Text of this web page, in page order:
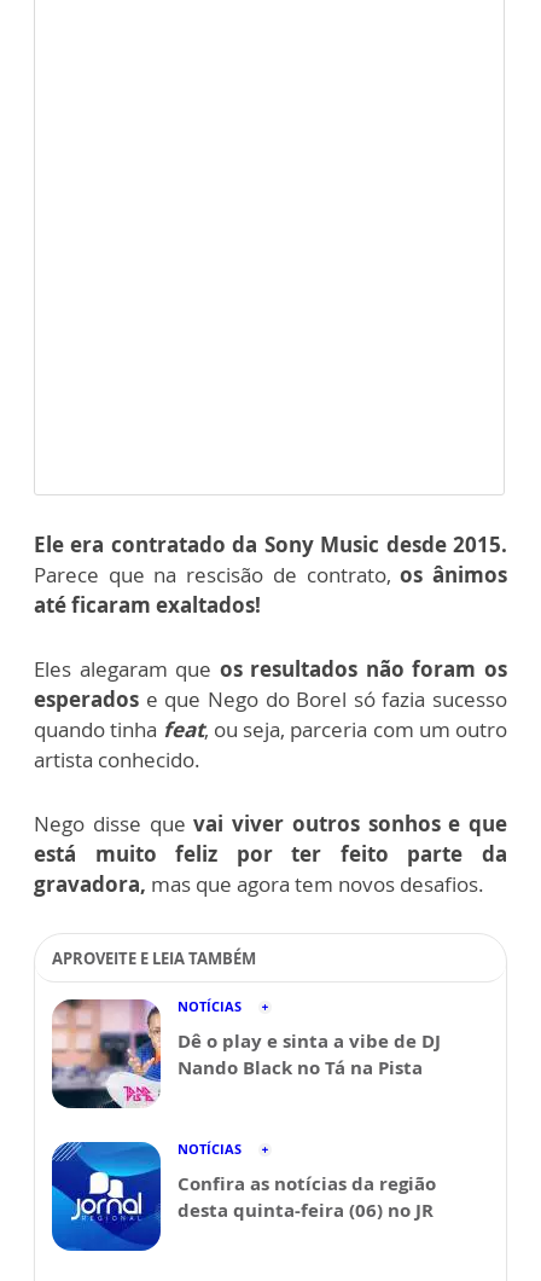
Ele era contratado da Sony Music desde 2015.
Parece que na rescisão de contrato,os ânimos
até ficaram exaltados!
Eles alegaram que os resultados não foram os
esperados e que Nego do Borel só fazia sucesso
quando tinha feat, ou seja, parceria com um outro
artista conhecido.
Nego disse quevai viver outros sonhos e que
está muito feliz por ter feito parte da
gravadora, mas que agora tem novos desafios.
APROVEITE E LEIA TAMBÉM
NOTÍCIAS
Dê o play e sinta a vibe de DJ
Nando Black no Tá na Pista
NOTÍCIAS
Confira as notícias da região
desta quinta-feira (06) no JR